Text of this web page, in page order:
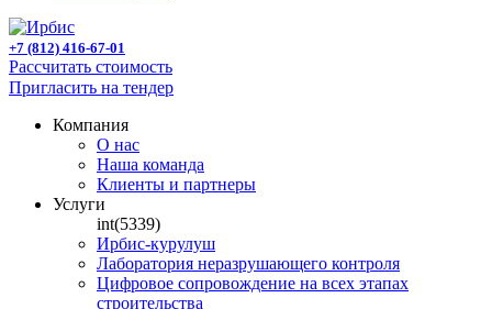
+7 (812) 416-67-01
Рассчитать стоимость
Пригласить на тендер
Компания
О нас
Наша команда
Клиенты и партнеры
Услуги
int(5339)
Ирбис-курулуш
Лаборатория неразрушающего контроля
Цифровое сопровождение на всех этапах
строительства